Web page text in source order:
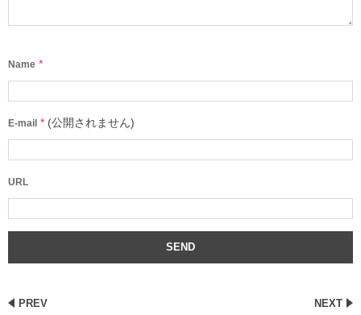
Name *
E-mail * (公開されません)
URL
PREV NEXT